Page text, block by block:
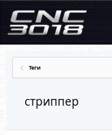
Теги
стриппер